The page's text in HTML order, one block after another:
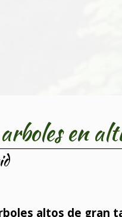
en
altos de gran